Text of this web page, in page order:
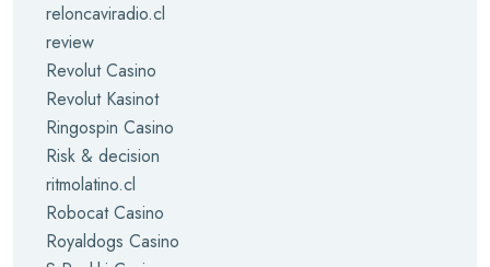
reloncaviradio.cl
review
Revolut Casino
Revolut Kasinot
Ringospin Casino
Risk & decision
ritmolatino.cl
Robocat Casino
Royaldogs Casino